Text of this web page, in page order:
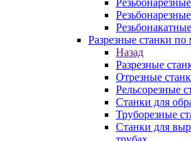
Разрезные станки по
Назад
Разрезные
Отрезные
Рельсорезные
Станки для
Труборезные
Станки для